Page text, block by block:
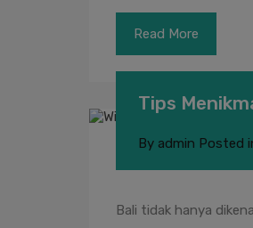
Read More
Tips
By admin Posted
Bali tidak hanya